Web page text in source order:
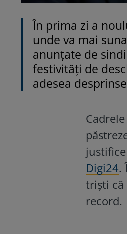
În prima zi a
unde va mai
anunțate de
festivități de
adesea
Digi24.
triști că
record.